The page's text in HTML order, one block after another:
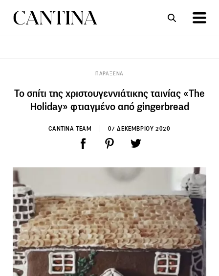
ΠΑΡΑΞΕΝΑ
Το σπίτι της χριστουγεννιάτικης ταινίας «The
Holiday» φτιαγμένο από gingerbread
CANTINA TEAM 07 ΔΕΚΕΜΒΡΙΟΥ 2020